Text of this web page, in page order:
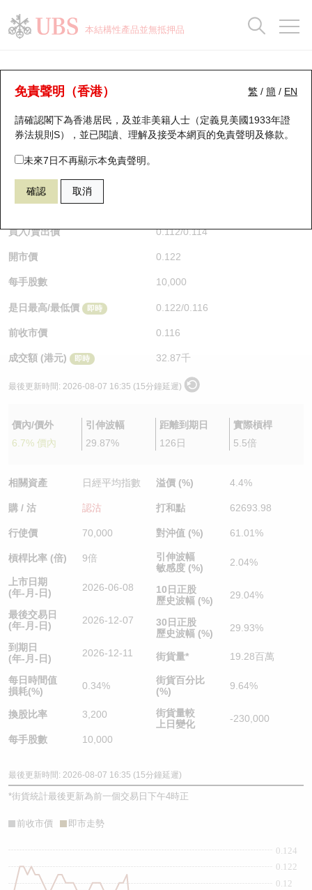
本結構性產品並無抵押品
繁 / 簡 / EN
免責聲明（香港）
請確認閣下為香港居民，及並非美籍人士（定義見美國1933年證
券法規則S），並已閱讀、理解及接受本網頁的免責聲明及條款。
未來7日不再顯示本免責聲明。
確認 取消
認股證分析儀
表現 街貨統計 比較
11177 瑞銀認沽 N225 日經平均指數
$0.113 0.003
買入/賣出價 0.112/0.114
開市價 0.122
每手股數 10,000
是日最高/最低價 即時 0.122/0.116
前收市價 0.116
成交額 (港元) 即時 32.87千
最後更新時間: 2026-08-07 16:35 (15分鐘延遲)
價內/價外
6.7% 價內
引伸波幅
29.87%
距離到期日
126日
實際槓桿
5.5倍
相關資產 日經平均指數
購 / 沽 認沽
行使價 70,000
槓桿比率 (倍) 9倍
上市日期
(年-月-日)
2026-06-08
最後交易日
(年-月-日)
2026-12-07
到期日
(年-月-日)
2026-12-11
每日時間值
損耗(%)
0.34%
換股比率 3,200
每手股數 10,000
溢價 (%) 4.4%
打和點 62693.98
對沖值 (%) 61.01%
引伸波幅
敏感度 (%)
2.04%
10日正股
歷史波幅 (%)
29.04%
30日正股
歷史波幅 (%)
29.93%
街貨量* 19.28百萬
街貨百分比
(%)
9.64%
街貨量較
上日變化
-230,000
最後更新時間: 2026-08-07 16:35 (15分鐘延遲)
*街貨統計最後更新為前一個交易日下午4時正
前收市價 即市走勢
0.12
0.122
0.124
瑞銀認股證一覽
新發行瑞銀認股證
即將到期認股證
認股證到期結算價查詢
認股證分析儀
認股證速算機
認股證/牛熊證日誌
認股證文件及公告
街貨統計
比較
牛熊全景快搜
牛熊證搜尋
牛熊證街貨分佈圖
正股牛熊證列表
新發行瑞銀牛熊證
已收回牛熊證剩餘價值
牛熊證到期結算價查詢
牛熊證分析儀
街貨統計
比較
十大升幅/跌幅
十大認股證成交分佈
十天股證佔大市成交
資金流
街貨統計
三十大平均引伸波幅
正股分析儀
二十大活躍股份
恒指成份股
國指成份股
科指成份股
相關資產沽空
中資ETFs溢價比較
AH 股價對照
持股比重
顯示所有持股比重
每月輪證大市專題
輪證專欄
講座及教育短片
認股證投資者教育
牛熊證投資者教育
認股證牛熊證常問問題